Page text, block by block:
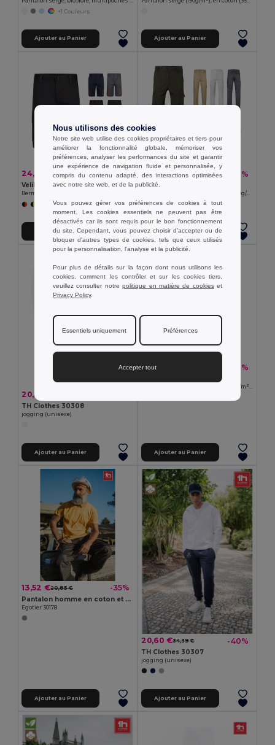
+1 Couleurs
Ajouter au Panier Ajouter au Panier
24,76 €41,05 € -40%
Velilla 36018
+3 Couleurs
Ajouter au Panier
27,18 €50,46 € -46%
Velilla 36008
Pantalon stretch, multipoches (290g/m²), en coton (46%), EME (38%) et polyester (16%)
+4 Couleurs
Ajouter au Panier
20,60 €
TH Clothes 30308
jogging (unisexe)
Ajouter au Panier
15,10 € -36%
Bermuda sergé, multipoches (200g/m²), en coton (35%) et polyester (65%)
Ajouter au Panier
13,52 €20,85 € -35%
Pantalon homme en coton et polyester
Egotier 30178
Ajouter au Panier
20,60 €34,39 € -40%
TH Clothes 30307
jogging (unisexe)
Ajouter au Panier
Nous utilisons des cookies
Notre site web utilise des cookies propriétaires et tiers pour
améliorer la fonctionnalité globale, mémoriser vos
préférences, analyser les performances du site et garantir
une expérience de navigation fluide et personnalisée, y
compris du contenu adapté, des interactions optimisées
avec notre site web, et de la publicité.
Vous pouvez gérer vos préférences de cookies à tout
moment. Les cookies essentiels ne peuvent pas être
désactivés car ils sont requis pour le bon fonctionnement
du site. Cependant, vous pouvez choisir d’accepter ou de
bloquer d'autres types de cookies, tels que ceux utilisés
pour la personnalisation, l'analyse et la publicité.
Pour plus de détails sur la façon dont nous utilisons les
cookies, comment les contrôler et sur les cookies tiers,
veuillez consulter notrepolitique en matière de cookieset
Privacy Policy.
Essentiels uniquement Préférences
Accepter tout